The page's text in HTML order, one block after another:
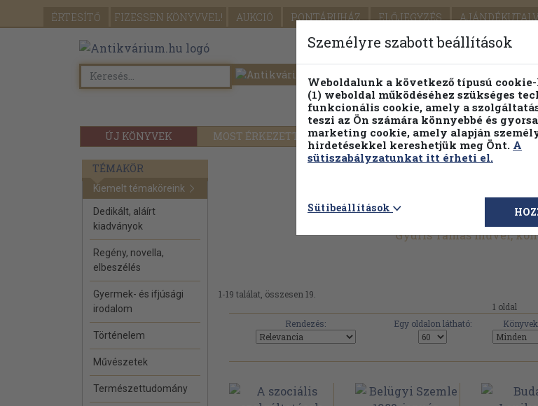
ÉRTESÍTŐ FIZESSEN KÖNYVVEL! AUKCIÓ PONTÁRUHÁZ ELŐJEGYZÉS
ÚJ KÖNYVEK MOST ÉRKEZETT PILLANATNYI ÁRAINK
Részletes kereső
TÉMAKÖR
Kiemelt témaköreink
Dedikált, aláírt
kiadványok
Regény, novella,
elbeszélés
Gyermek- és ifjúsági
irodalom
Történelem
Művészetek
Természettudomány
Gyuris Tamás művei,
1-19 találat, összesen 19.
1 oldal
Rendezés:
Egy oldalon látható:
Személyre szabott beállítások
Weboldalunk a következő típusú
(1) weboldal működéséhez szükséges
funkcionális cookie, amely a
teszi az Ön számára könnyebbé és
marketing cookie, amely alapján
hirdetésekkel kereshetjük meg Önt. A
sütiszabályzatunkat itt érheti el.
Sütibeállítások